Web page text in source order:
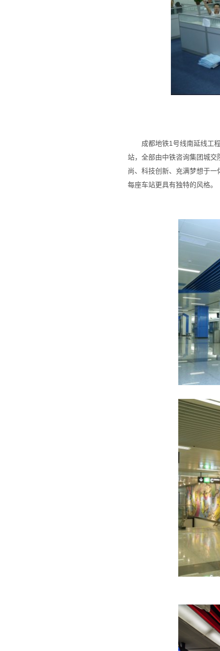
成都地铁1号线南延线工
站，全部由中铁咨询集团城
尚、科技创新、充满梦想于
每座车站更具有独特的风格。